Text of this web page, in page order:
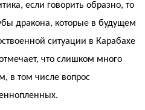
если говорить образно, то
дракона, которые в будущем
ситуации в Карабахе
что слишком много
в том числе вопрос